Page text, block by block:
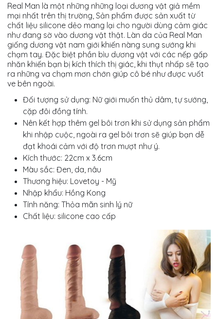
Real Man là một những những loại dương vật giả mềm
mại nhất trên thị trường, Sản phẩm được sản xuất từ
chất liệu silicone dẻo mang lại cho người dùng cảm giác
như đang sờ vào dương vật thật. Làn da của Real Man
giống dương vật nam giới khiến nàng sung sướng khi
chạm tay. Đặc biệt phần bìu dương vật với các nếp gấp
nhăn khiến bạn bị kích thích thị giác, khi thụt nhấp sẽ tạo
ra những va chạm mơn chớn giúp cô bé như được vuốt
ve bên ngoài.
Đối tượng sử dụng: Nữ giới muốn thủ dâm, tự sướng,
cặp đôi đồng tính.
Nên kết hợp thêm gel bôi trơn khi sử dụng sản phẩm
khi nhập cuộc, ngoài ra gel bôi trơn sẽ giúp bạn dễ
đạt khoái cảm với độ trơn mượt như ý.
Kích thước: 22cm x 3.6cm
Màu sắc: Đen, da, nâu
Thương hiệu: Lovetoy - Mỹ
Nhập khẩu: Hồng Kong
Tính năng: Thỏa mãn sinh lý nữ
Chất liệu: silicone cao cấp